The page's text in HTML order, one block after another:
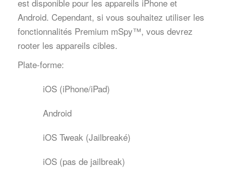
est disponible pour les appareils iPhone et
Android. Cependant, si vous souhaitez utiliser les
fonctionnalités Premium mSpy™, vous devrez
rooter les appareils cibles.
Plate-forme:
iOS (iPhone/iPad)
Android
iOS Tweak (Jailbreaké)
iOS (pas de jailbreak)